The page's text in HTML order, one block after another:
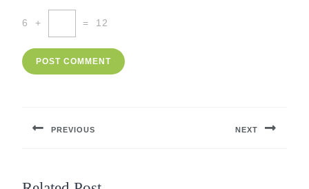
6 + = 12
PREVIOUS NEXT